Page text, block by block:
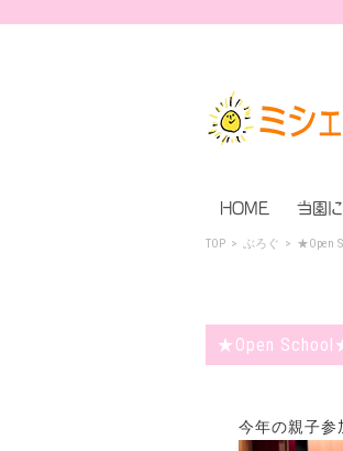
HOME 当園
TOP > ぶろぐ > ★Open
★Open
今年の親子参